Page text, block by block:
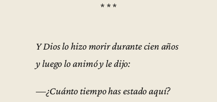
* * *
Y Dios lo hizo morir durante cien años
y luego lo animó y le dijo:
—¿Cuánto tiempo has estado aquí?